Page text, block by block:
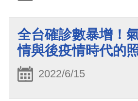
全台確診數暴增！
情與後疫情時代的
2022/6/15